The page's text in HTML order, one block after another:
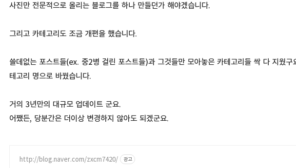
사진만 전문적으로 올리는 블로그를 하나 만들던가 해야겠습니다.
그리고 카테고리도 조금 개편을 했습니다.
쓸데없는 포스트들(ex. 중2병 걸린 포스트들)과 그것들만 모아놓은 카테고리들 싹 다 지웠
테고리 명으로 바꿨습니다.
거의 3년만의 대규모 업데이트 군요.
어쨌든, 당분간은 더이상 변경하지 않아도 되겠군요.
http://blog.naver.com/zxcm7420/ 광고